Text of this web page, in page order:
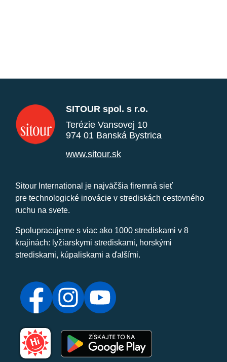
SITOUR spol. s r.o.
Terézie Vansovej 10
974 01 Banská Bystrica
www.sitour.sk
Sitour International je najväčšia firemná sieť
pre technologické inovácie v strediskách cestovného
ruchu na svete.
Spolupracujeme s viac ako 1000 strediskami v 8
krajinách: lyžiarskymi strediskami, horskými
strediskami, kúpaliskami a ďalšími.